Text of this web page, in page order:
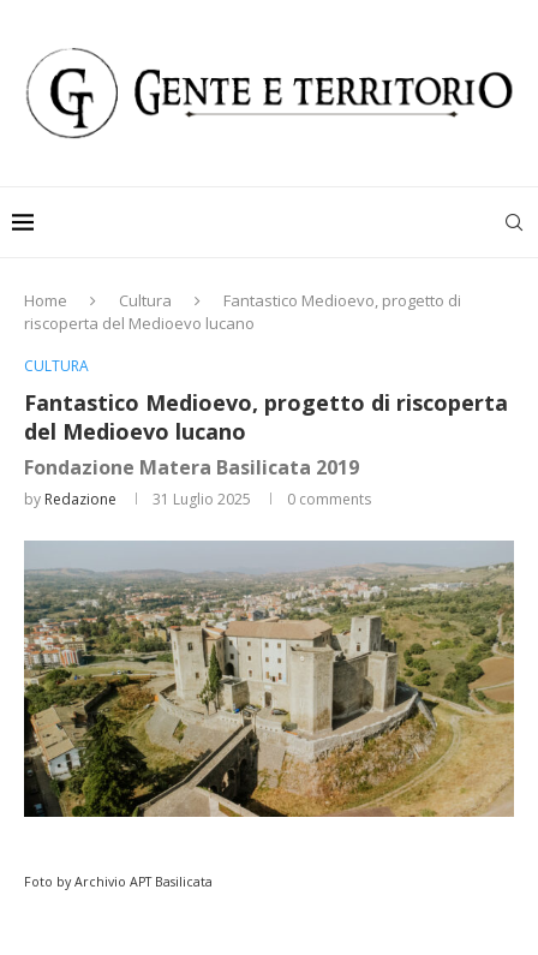
Home Cultura
Fantastico Medioevo, progetto di
riscoperta del Medioevo lucano
CULTURA
Fantastico Medioevo, progetto di riscoperta
del Medioevo lucano
Fondazione Matera Basilicata 2019
by Redazione 31 Luglio 2025 0 comments
Foto by Archivio APT Basilicata